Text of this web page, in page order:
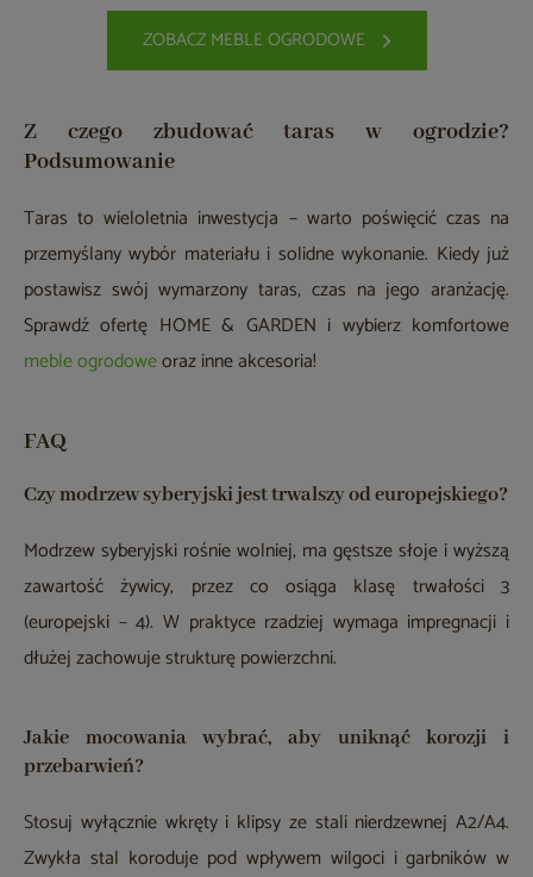
ZOBACZ MEBLE OGRODOWE
Z czego zbudować taras w ogrodzie?
Podsumowanie
Taras to wieloletnia inwestycja – warto poświęcić czas na
przemyślany wybór materiału i solidne wykonanie. Kiedy już
postawisz swój wymarzony taras, czas na jego aranżację.
Sprawdź ofertę HOME & GARDEN i wybierz komfortowe
meble ogrodoweoraz inne akcesoria!
FAQ
Czy modrzew syberyjski jest trwalszy od europejskiego?
Modrzew syberyjski rośnie wolniej, ma gęstsze słoje i wyższą
zawartość żywicy, przez co osiąga klasę trwałości 3
(europejski – 4). W praktyce rzadziej wymaga impregnacji i
dłużej zachowuje strukturę powierzchni.
Jakie mocowania wybrać, aby uniknąć korozji i
przebarwień?
Stosuj wyłącznie wkręty i klipsy ze stali nierdzewnej A2/A4.
Zwykła stal koroduje pod wpływem wilgoci i garbników w